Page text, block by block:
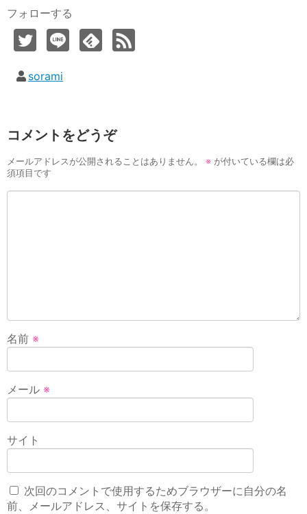
フォローする
sorami
コメントをどうぞ
メールアドレスが公開されることはありません。 ※ が付いている欄は必
須項目です
名前 ※
メール ※
サイト
次回のコメントで使用するためブラウザーに自分の名
前、メールアドレス、サイトを保存する。